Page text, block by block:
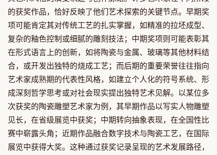
的获奖作品，恰好反映了他们艺术探索的关键节点。早期奖
项可能肯定其对传统工艺的扎实掌握，如精准的拉坯成型、
复杂的釉色控制或细腻的雕刻技法；中期奖项则可能表彰其
在形式语言上的创新，如将陶瓷与金属、玻璃等其他材料结
合，或开发出独特的烧成工艺；而后期的重要荣誉往往指向
艺术家成熟期的代表性风格，如建立个人化的符号系统、形
成深刻哲学思考或对社会现实提出独特艺术见解。以某位多
次获奖的陶瓷雕塑艺术家为例，其早期作品以写实人物雕塑
见长，在省级展览中获奖；中期转向抽象表现，在全国性比
赛中崭露头角；近期作品融合数字技术与陶瓷工艺，在国际
展览中获得大奖。这种通过获奖记录呈现的艺术发展路径，